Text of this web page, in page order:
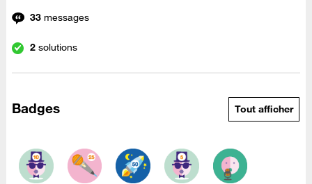
33 messages
2 solutions
Badges Tout afficher